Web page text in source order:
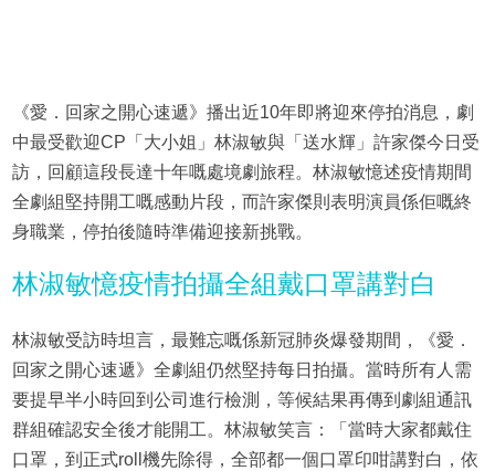
《愛．回家之開心速遞》播出近10年即將迎來停拍消息，劇
中最受歡迎CP「大小姐」林淑敏與「送水輝」許家傑今日受
訪，回顧這段長達十年嘅處境劇旅程。林淑敏憶述疫情期間
全劇組堅持開工嘅感動片段，而許家傑則表明演員係佢嘅終
身職業，停拍後隨時準備迎接新挑戰。
林淑敏憶疫情拍攝全組戴口罩講對白
林淑敏受訪時坦言，最難忘嘅係新冠肺炎爆發期間，《愛．
回家之開心速遞》全劇組仍然堅持每日拍攝。當時所有人需
要提早半小時回到公司進行檢測，等候結果再傳到劇組通訊
群組確認安全後才能開工。林淑敏笑言：「當時大家都戴住
口罩，到正式roll機先除得，全部都一個口罩印咁講對白，依